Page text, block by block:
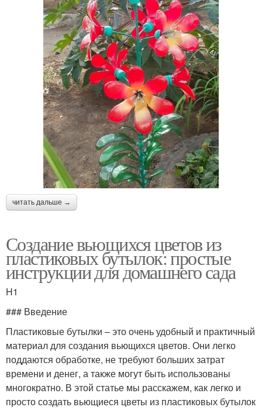
читать дальше →
Создание вьющихся цветов из
пластиковых бутылок: простые
инструкции для домашнего сада
H1
### Введение
Пластиковые бутылки – это очень удобный и практичный
материал для создания вьющихся цветов. Они легко
поддаются обработке, не требуют больших затрат
времени и денег, а также могут быть использованы
многократно. В этой статье мы расскажем, как легко и
просто создать вьющиеся цветы из пластиковых бутылок